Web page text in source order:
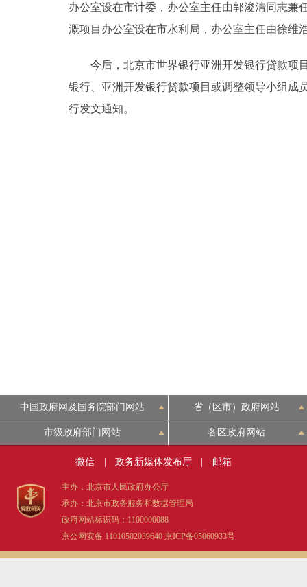
办公室设在市计委，办公室主任由郭浚清同志兼
溉项目办公室设在市水利局，办公室主任由徐维
今后，北京市世界银行亚洲开发银行贷款项目
银行、亚洲开发银行贷款项目或调整领导小组成
行发文通知。
中国政府网及国务院部门网站 省（区市）政府网站
市级政府部门网站 各区政府网站
微信 政务新媒体发布厅 邮箱
主办：北京市人民政府办公厅
承办：北京市政务服务和数据管理局
政府网站标识码：1100000088
京公网安备 11010502039640 京ICP备05060933号